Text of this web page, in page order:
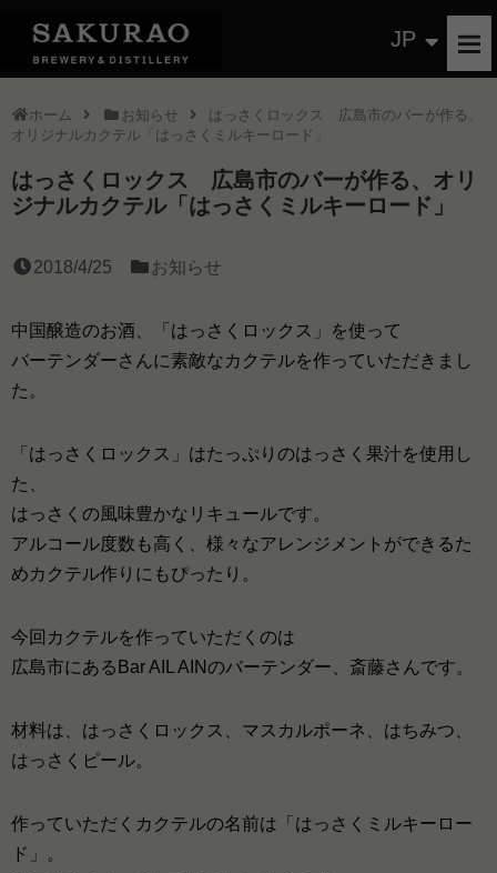
JP
ホーム お知らせ
はっさくロックス 広島市のバーが作る、
オリジナルカクテル「はっさくミルキーロード」
はっさくロックス 広島市のバーが作る、オリ
ジナルカクテル「はっさくミルキーロード」
2018/4/25 お知らせ
中国醸造のお酒、「はっさくロックス」を使って
バーテンダーさんに素敵なカクテルを作っていただきまし
た。
「はっさくロックス」はたっぷりのはっさく果汁を使用し
た、
はっさくの風味豊かなリキュールです。
アルコール度数も高く、様々なアレンジメントができるた
めカクテル作りにもぴったり。
今回カクテルを作っていただくのは
広島市にあるBar AIL AINのバーテンダー、斎藤さんです。
材料は、はっさくロックス、マスカルポーネ、はちみつ、
はっさくピール。
作っていただくカクテルの名前は「はっさくミルキーロー
ド」。